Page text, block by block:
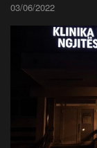
03/06/2022